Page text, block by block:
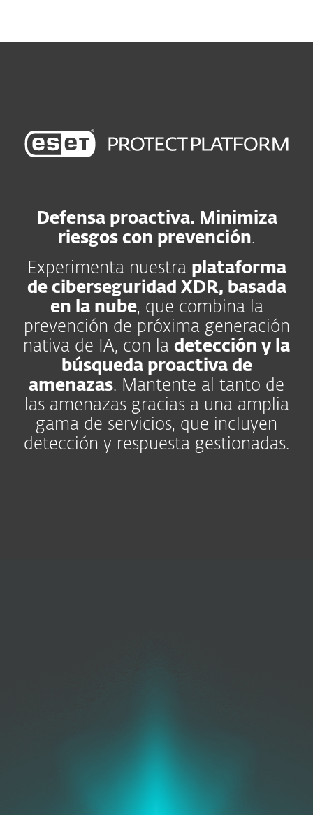
Defensa proactiva. Minimiza
riesgos con prevención.
Experimenta nuestra plataforma
de ciberseguridad XDR, basada
en la nube, que combina la
prevención de próxima generación
nativa de IA, con la detección y la
búsqueda proactiva de
amenazas. Mantente al tanto de
las amenazas gracias a una amplia
gama de servicios, que incluyen
detección y respuesta gestionadas.